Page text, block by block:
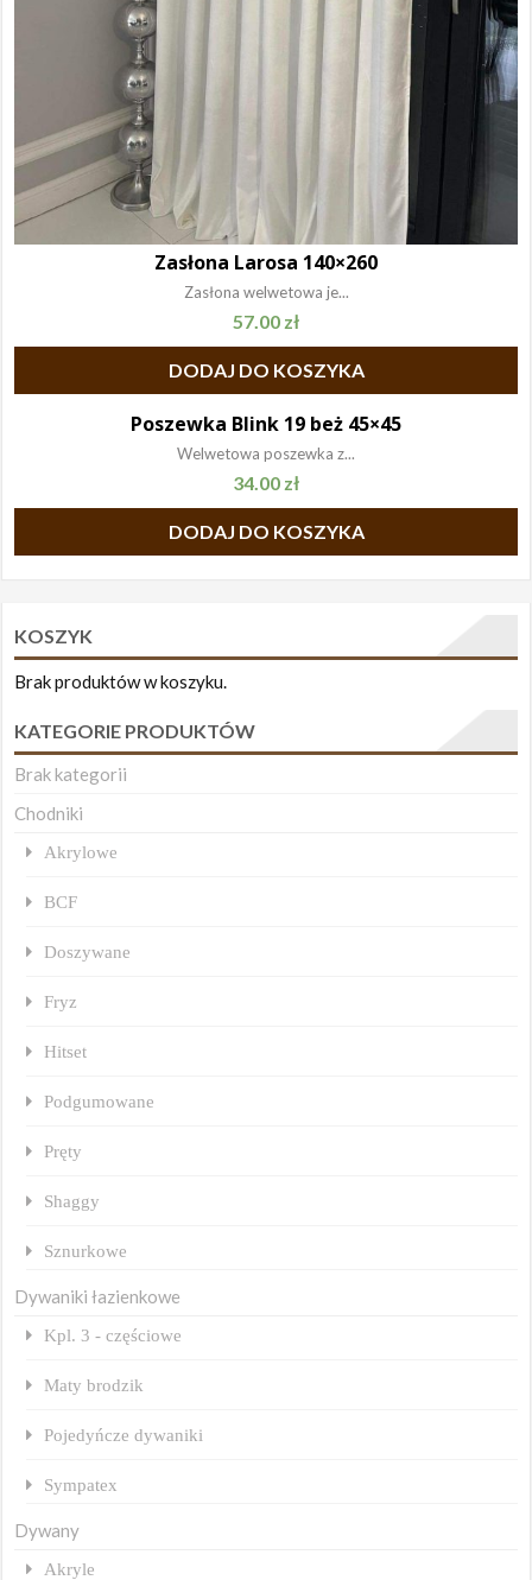
Zasłona Larosa 140×260
Zasłona welwetowa je...
57.00 zł
DODAJ DO KOSZYKA
Poszewka Blink 19 beż 45×45
Welwetowa poszewka z...
34.00 zł
DODAJ DO KOSZYKA
KOSZYK
Brak produktów w koszyku.
KATEGORIE PRODUKTÓW
Brak kategorii
Chodniki
Akrylowe
BCF
Doszywane
Fryz
Hitset
Podgumowane
Pręty
Shaggy
Sznurkowe
Dywaniki łazienkowe
Kpl. 3 - częściowe
Maty brodzik
Pojedyńcze dywaniki
Sympatex
Dywany
Akryle